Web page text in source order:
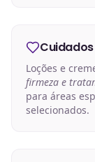
Loções e
firmeza e
para áreas
selecionados.